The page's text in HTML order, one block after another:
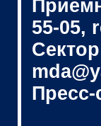
55-05,